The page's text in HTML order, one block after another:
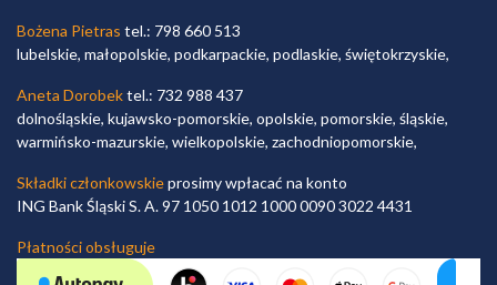
Bożena Pietras tel.: 798 660 513
lubelskie, małopolskie, podkarpackie, podlaskie, świętokrzyskie,
Aneta Dorobektel.: 732 988 437
dolnośląskie, kujawsko-pomorskie, opolskie, pomorskie, śląskie,
warmińsko-mazurskie, wielkopolskie, zachodniopomorskie,
Składki członkowskieprosimy wpłacać na konto
ING Bank Śląski S. A. 97 1050 1012 1000 0090 3022 4431
Płatności obsługuje